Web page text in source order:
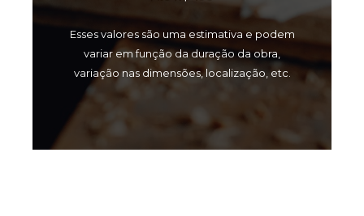
Esses valores são uma estimativa e podem
variar em função da duração da obra,
variação nas dimensões, localização, etc.